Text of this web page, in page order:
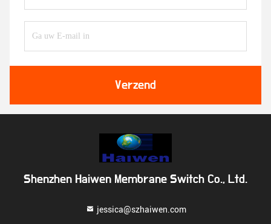
Verzend
Shenzhen Haiwen Membrane Switch Co., Ltd.
jessica@szhaiwen.com